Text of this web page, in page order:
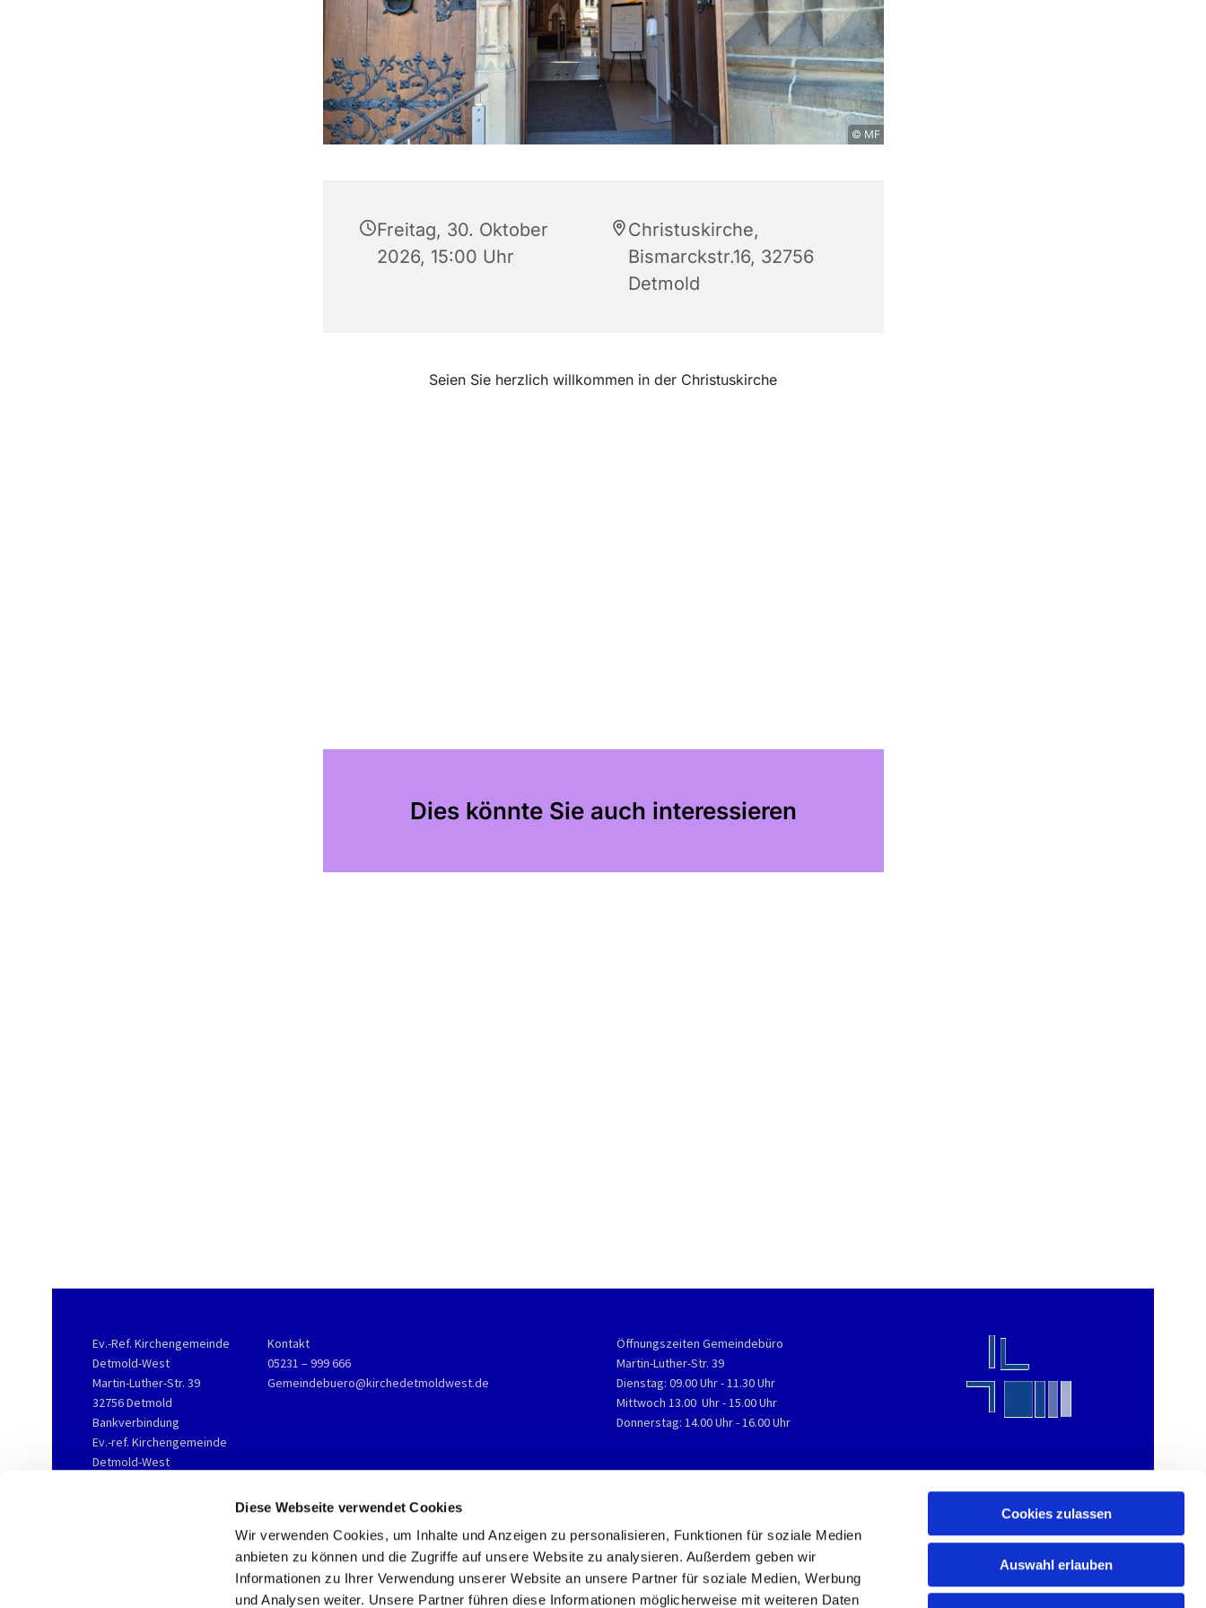
Diese Webseite verwendet Cookies
Wir verwenden Cookies, um Inhalte und Anzeigen zu personalisieren, Funktionen für soziale Medien
anbieten zu können und die Zugriffe auf unsere Website zu analysieren. Außerdem geben wir
Informationen zu Ihrer Verwendung unserer Website an unsere Partner für soziale Medien, Werbung
und Analysen weiter. Unsere Partner führen diese Informationen möglicherweise mit weiteren Daten
Cookies zulassen
Auswahl erlauben
© MF
Freitag, 30. Oktober
2026, 15:00 Uhr
Christuskirche,
Bismarckstr.16, 32756
Detmold
Seien Sie herzlich willkommen in der Christuskirche
Dies könnte Sie auch interessieren
Ev.-Ref. Kirchengemeinde
Detmold-West
Martin-Luther-Str. 39
32756 Detmold
Bankverbindung
Ev.-ref. Kirchengemeinde
Detmold-West
Kontakt
05231 – 999 666
Gemeindebuero@kirchedetmoldwest.de
Öffnungszeiten Gemeindebüro
Martin-Luther-Str. 39
Dienstag: 09.00 Uhr - 11.30 Uhr
Mittwoch 13.00 Uhr - 15.00 Uhr
Donnerstag: 14.00 Uhr - 16.00 Uhr